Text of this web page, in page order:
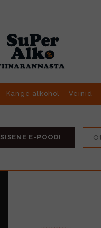
Kange alkohol Veinid
SISENE E-POODI